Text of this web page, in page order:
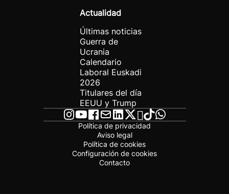
Actualidad
Últimas noticias
Guerra de
Ucrania
Calendario
Laboral Euskadi
2026
Titulares del día
EEUU y Trump
Política de privacidad
Aviso legal
Política de cookies
Configuración de cookies
Contacto